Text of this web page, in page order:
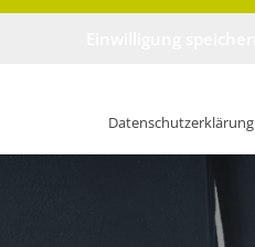
Datenschutzerklärung